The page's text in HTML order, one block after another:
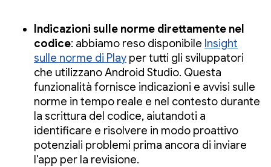
Indicazioni sulle norme direttamente nel
codice: abbiamo reso disponibile Insight
sulle norme di Play per tutti gli sviluppatori
che utilizzano Android Studio. Questa
funzionalità fornisce indicazioni e avvisi sulle
norme in tempo reale e nel contesto durante
la scrittura del codice, aiutandoti a
identificare e risolvere in modo proattivo
potenziali problemi prima ancora di inviare
l'app per la revisione.